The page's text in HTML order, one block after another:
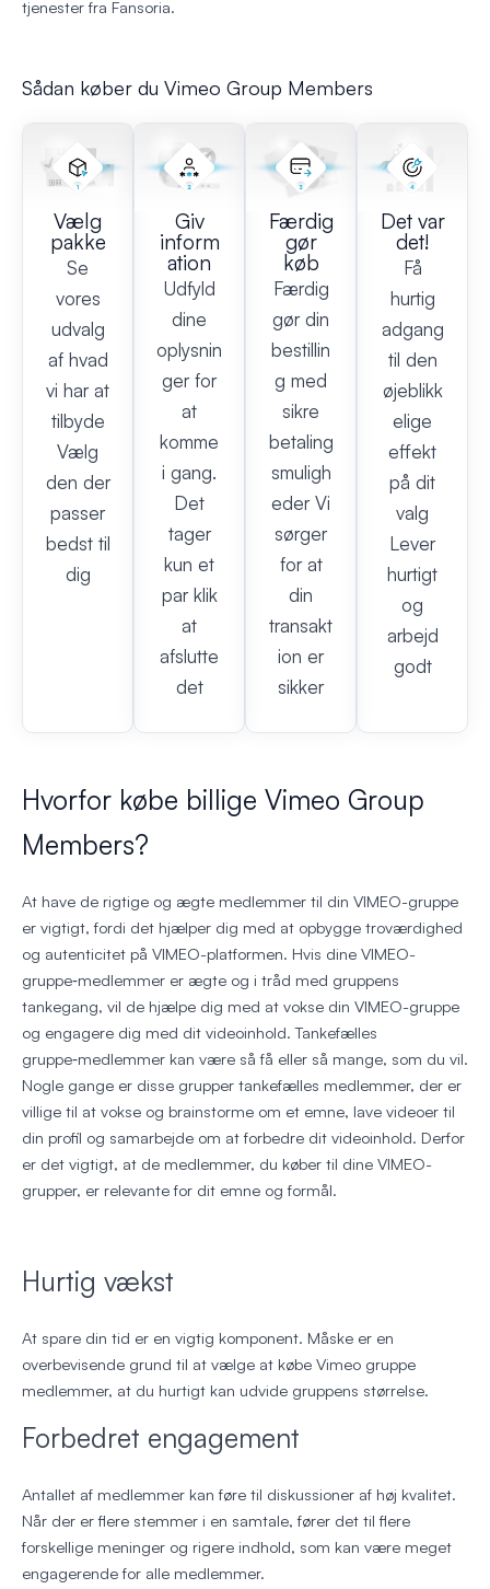
tjenester fra Fansoria.
Sådan køber du Vimeo Group Members
Vælg
pakke
Se
vores
udvalg
af hvad
vi har at
tilbyde
Vælg
den der
passer
bedst til
dig
Giv
inform
ation
Udfyld
dine
oplysnin
ger for
at
komme
i gang.
Det
tager
kun et
par klik
at
afslutte
det
Færdig
gør
køb
Færdig
gør din
bestillin
g med
sikre
betaling
smuligh
eder Vi
sørger
for at
din
transakt
ion er
sikker
Det var
det!
Få
hurtig
adgang
til den
øjeblikk
elige
effekt
på dit
valg
Lever
hurtigt
og
arbejd
godt
Hvorfor købe billige Vimeo Group
Members?
At have de rigtige og ægte medlemmer til din VIMEO-gruppe
er vigtigt, fordi det hjælper dig med at opbygge troværdighed
og autenticitet på VIMEO-platformen. Hvis dine VIMEO-
gruppe‑medlemmer er ægte og i tråd med gruppens
tankegang, vil de hjælpe dig med at vokse din VIMEO-gruppe
og engagere dig med dit videoinhold. Tankefælles
gruppe‑medlemmer kan være så få eller så mange, som du vil.
Nogle gange er disse grupper tankefælles medlemmer, der er
villige til at vokse og brainstorme om et emne, lave videoer til
din profil og samarbejde om at forbedre dit videoinhold. Derfor
er det vigtigt, at de medlemmer, du køber til dine VIMEO-
grupper, er relevante for dit emne og formål.
Hurtig vækst
At spare din tid er en vigtig komponent. Måske er en
overbevisende grund til at vælge at købe Vimeo gruppe
medlemmer, at du hurtigt kan udvide gruppens størrelse.
Forbedret engagement
Antallet af medlemmer kan føre til diskussioner af høj kvalitet.
Når der er flere stemmer i en samtale, fører det til flere
forskellige meninger og rigere indhold, som kan være meget
engagerende for alle medlemmer.